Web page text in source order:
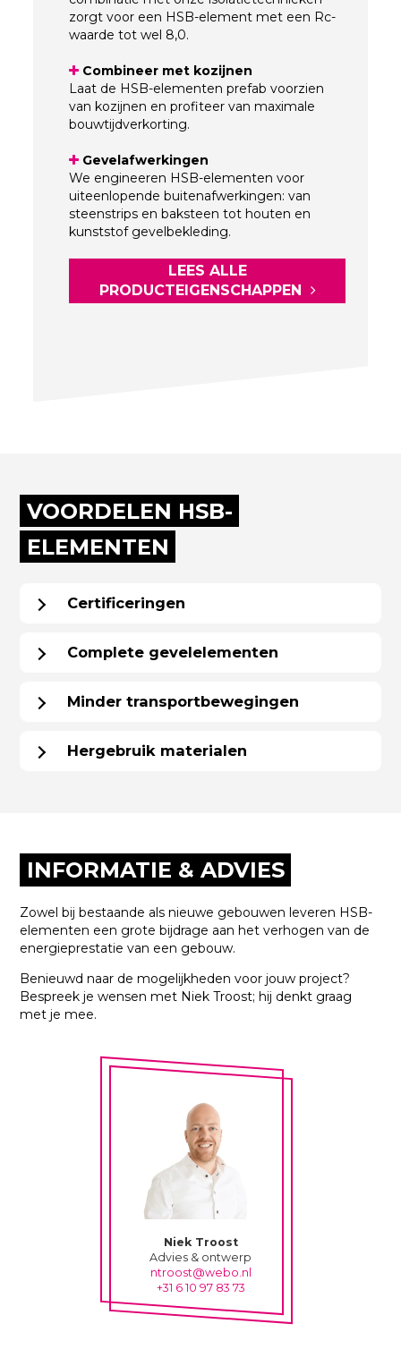
zorgt voor een HSB-element met een Rc-
waarde tot wel 8,0.
Combineer met kozijnen
Laat de HSB-elementen prefab voorzien
van kozijnen en profiteer van maximale
bouwtijdverkorting.
Gevelafwerkingen
We engineeren HSB-elementen voor
uiteenlopende buitenafwerkingen: van
steenstrips en baksteen tot houten en
kunststof gevelbekleding.
LEES ALLE
PRODUCTEIGENSCHAPPEN
VOORDELEN HSB-
ELEMENTEN
Certificeringen
Complete gevelelementen
Minder transportbewegingen
Hergebruik materialen
INFORMATIE & ADVIES
Zowel bij bestaande als nieuwe gebouwen leveren HSB-
elementen een grote bijdrage aan het verhogen van de
energieprestatie van een gebouw.
Benieuwd naar de mogelijkheden voor jouw project?
Bespreek je wensen met Niek Troost; hij denkt graag
met je mee.
Niek Troost
Advies & ontwerp
ntroost@webo.nl
+31 6 10 97 83 73